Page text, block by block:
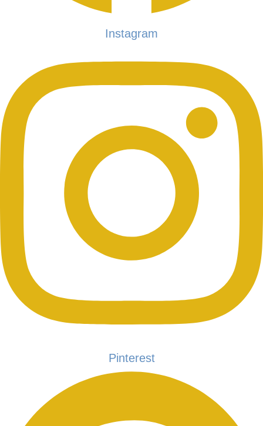
Instagram
Pinterest